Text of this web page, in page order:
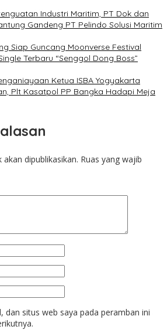
Industri Maritim, PT Dok dan
Gandeng PT Pelindo Solusi Maritim
Siap Guncang Moonverse Festival
Terbaru “Senggol Dong Boss”
Ketua ISBA Yogyakarta
Plt Kasatpol PP Bangka Hadapi Meja
dipublikasikan. Ruas yang wajib
dan situs web saya pada peramban ini